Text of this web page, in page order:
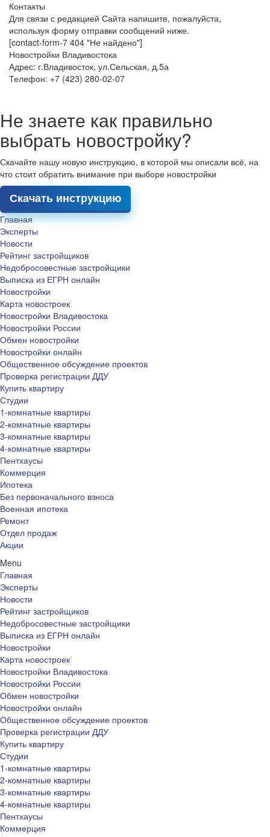
Контакты
Для связи с редакцией Сайта напишите, пожалуйста,
используя форму отправки сообщений ниже.
[contact-form-7 404 "Не найдено"]
Новостройки Владивостока
Адрес: г.Владивосток, ул.Сельская, д.5а
Телефон: +7 (423) 280-02-07
Не знаете как правильно
выбрать новостройку?
Скачайте нашу новую инструкцию, в которой мы описали всё, на
что стоит обратить внимание при выборе новостройки
Скачать инструкцию
Главная
Эксперты
Новости
Рейтинг застройщиков
Недобросовестные застройщики
Выписка из ЕГРН онлайн
Новостройки
Карта новостроек
Новостройки Владивостока
Новостройки России
Обмен новостройки
Новостройки онлайн
Общественное обсуждение проектов
Проверка регистрации ДДУ
Купить квартиру
Студии
1-комнатные квартиры
2-комнатные квартиры
3-комнатные квартиры
4-комнатные квартиры
Пентхаусы
Коммерция
Ипотека
Без первоначального взноса
Военная ипотека
Ремонт
Отдел продаж
Акции
Menu
Главная
Эксперты
Новости
Рейтинг застройщиков
Недобросовестные застройщики
Выписка из ЕГРН онлайн
Новостройки
Карта новостроек
Новостройки Владивостока
Новостройки России
Обмен новостройки
Новостройки онлайн
Общественное обсуждение проектов
Проверка регистрации ДДУ
Купить квартиру
Студии
1-комнатные квартиры
2-комнатные квартиры
3-комнатные квартиры
4-комнатные квартиры
Пентхаусы
Коммерция